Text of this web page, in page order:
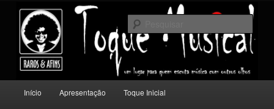
conteúdo
principal
conteúdo
secundário
Toque Musical
Um lugar para quem escuta música com outros olhos.
principal
Início Apresentação Toque Inicial